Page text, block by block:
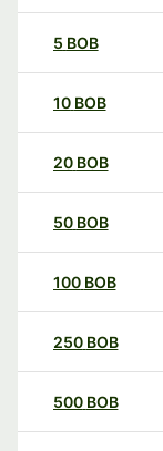
5 BOB
10 BOB
20 BOB
50 BOB
100 BOB
250 BOB
500 BOB